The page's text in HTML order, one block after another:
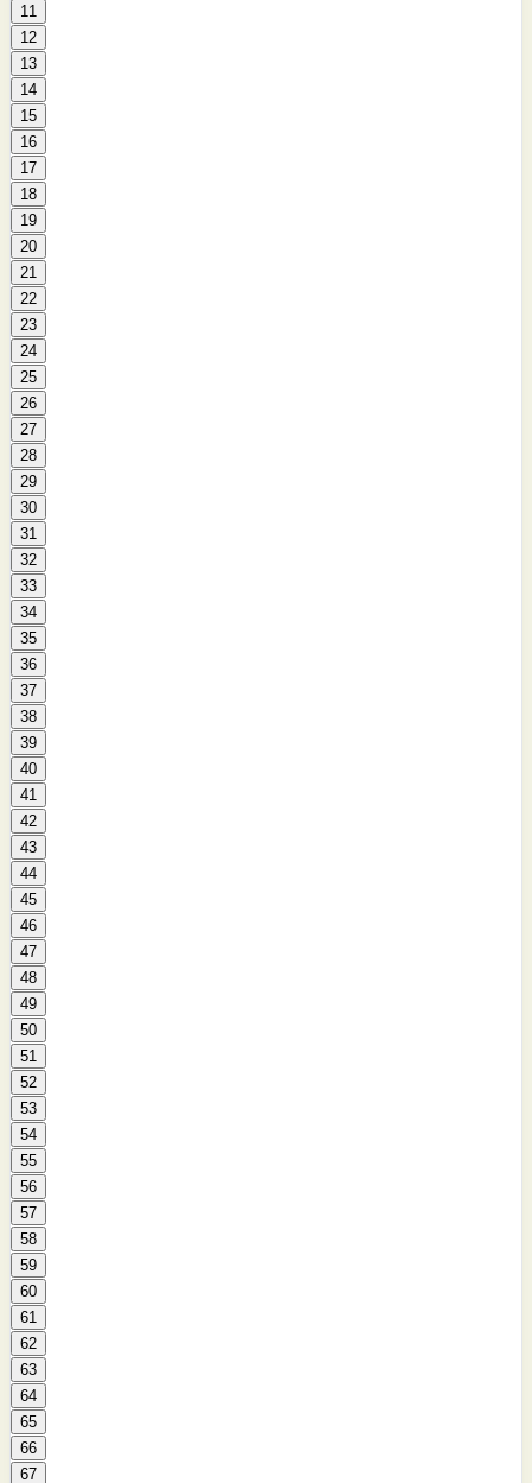
11
12
13
14
15
16
17
18
19
20
21
22
23
24
25
26
27
28
29
30
31
32
33
34
35
36
37
38
39
40
41
42
43
44
45
46
47
48
49
50
51
52
53
54
55
56
57
58
59
60
61
62
63
64
65
66
67